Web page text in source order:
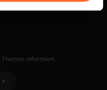
pouvez consulter notre
informiert.